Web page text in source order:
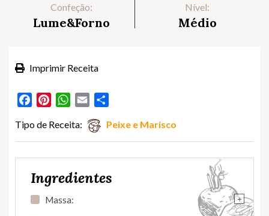
Confeção:
Lume&Forno
Nível:
Médio
Imprimir Receita
FacebookPinterestWhatsApp
Email
Tipo de Receita: Peixe e Marisco
Ingredientes
+
Massa: